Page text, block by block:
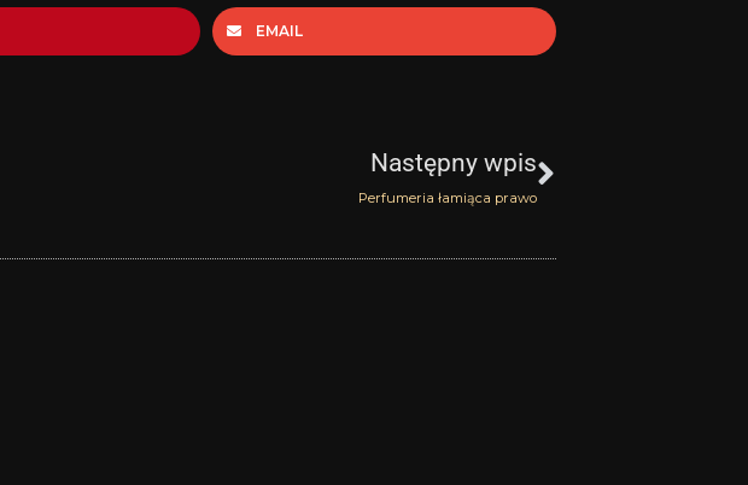
EMAIL
Następny wpis
Perfumeria łamiąca prawo